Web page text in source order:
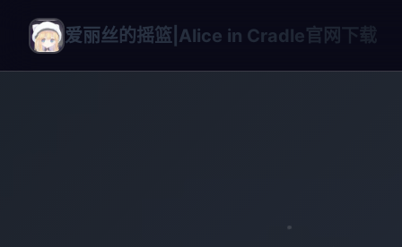
爱丽丝的摇篮|Alice in Cradle官网下载